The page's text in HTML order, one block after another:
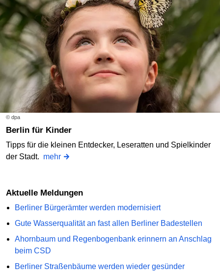
© dpa
Berlin für Kinder
Tipps für die kleinen Entdecker, Leseratten und Spielkinder
der Stadt. mehr
Aktuelle Meldungen
Berliner Bürgerämter werden modernisiert
Gute Wasserqualität an fast allen Berliner Badestellen
Ahornbaum und Regenbogenbank erinnern an Anschlag
beim CSD
Berliner Straßenbäume werden wieder gesünder